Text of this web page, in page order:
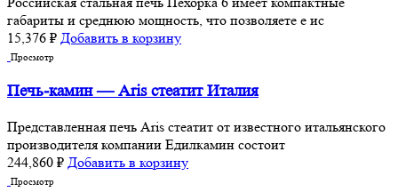
габариты и среднюю мощность, что позволяете е ис
15,376 ₽ Добавить в корзину
Просмотр
Печь-камин — Aris стеатит Италия
Представленная печь Aris стеатит от известного итальянского
производителя компании Едилкамин состоит
244,860 ₽ Добавить в корзину
Просмотр